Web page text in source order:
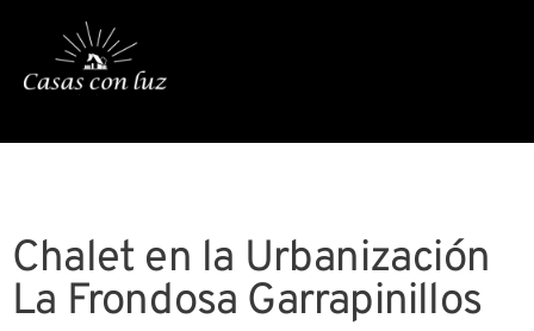
contenido
Chalet en la Urbanización
La Frondosa Garrapinillos